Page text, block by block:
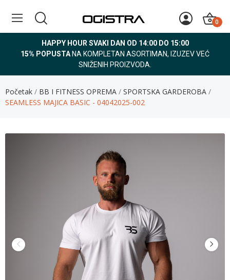
0
HAPPY HOUR SVAKI DAN OD 14:00 DO 15:00
15% POPUSTA NA KOMPLETAN ASORTIMAN, IZUZEV VEĆ
SNIŽENIH PROIZVODA.
Početak BB I FITNESS OPREMA
SPORTSKA GARDEROBA
SEAMLESS MAJICA BASIC - 04042025-002